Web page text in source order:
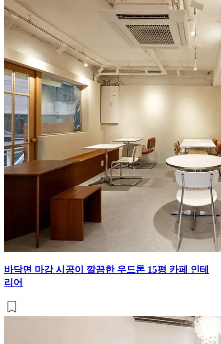
바닥면 마감 시공이 깔끔한 우드톤 15평 카페 인테
리어